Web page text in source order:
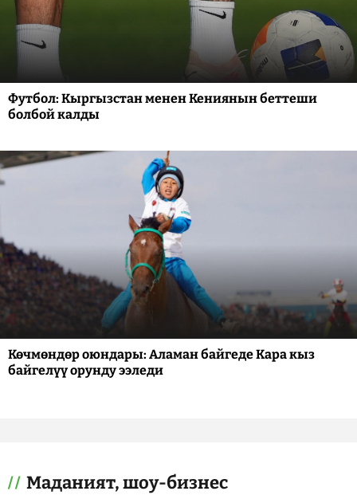
Футбол: Кыргызстан менен Кениянын беттеши
болбой калды
Көчмөндөр оюндары: Аламан байгеде Кара кыз
байгелүү орунду ээледи
Маданият, шоу-бизнес